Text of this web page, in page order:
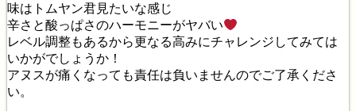
味はトムヤン君見たいな感じ
辛さと酸っぱさのハーモニーがヤバい
レベル調整もあるから更なる高みにチャレンジしてみては
いかがでしょうか！
アヌスが痛くなっても責任は負いませんのでご了承くださ
い。